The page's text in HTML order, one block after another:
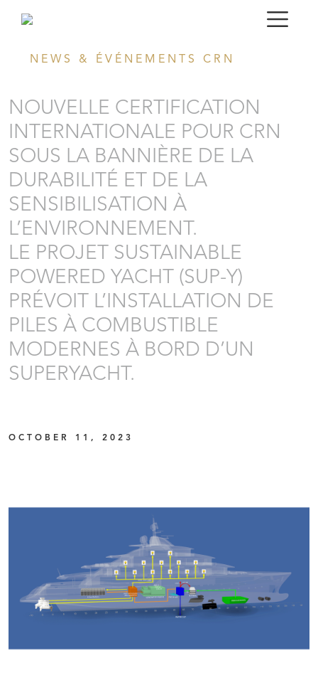
NEWS & ÉVÉNEMENTS CRN
NOUVELLE CERTIFICATION
INTERNATIONALE POUR CRN
SOUS LA BANNIÈRE DE LA
DURABILITÉ ET DE LA
SENSIBILISATION À
L’ENVIRONNEMENT.
LE PROJET SUSTAINABLE
POWERED YACHT (SUP-Y)
PRÉVOIT L’INSTALLATION DE
PILES À COMBUSTIBLE
MODERNES À BORD D’UN
SUPERYACHT.
OCTOBER 11, 2023